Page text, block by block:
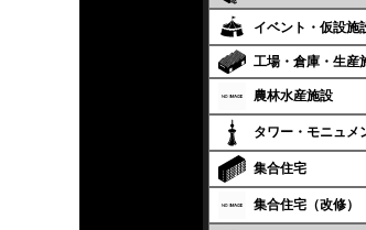
イベント・仮設施
工場・倉庫・生産
農林水産施設
タワー・モニュメ
集合住宅
集合住宅（改修）